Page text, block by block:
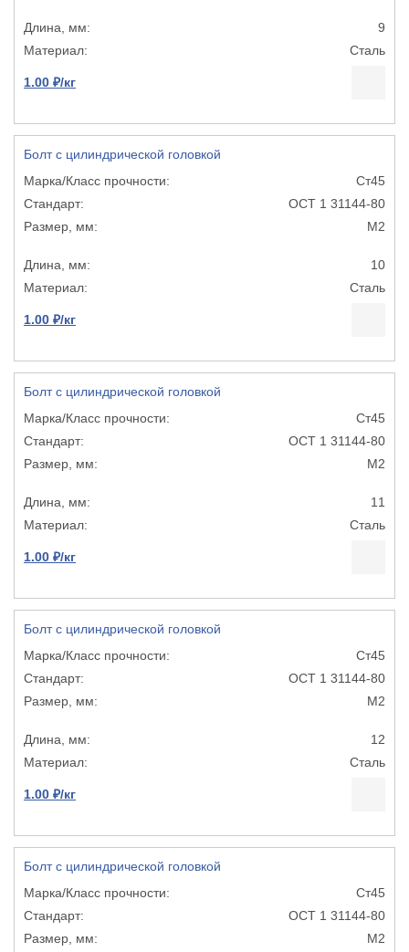
9
Сталь
1.00 ₽/кг
Болт с цилиндрической головкой
Ст45
ОСТ 1 31144-80
М2
10
Сталь
1.00 ₽/кг
Болт с цилиндрической головкой
Ст45
ОСТ 1 31144-80
М2
11
Сталь
1.00 ₽/кг
Болт с цилиндрической головкой
Ст45
ОСТ 1 31144-80
М2
12
Сталь
1.00 ₽/кг
Болт с цилиндрической головкой
Ст45
ОСТ 1 31144-80
М2